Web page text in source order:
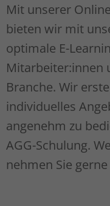
Mit unserer
bieten wir mit
optimale E-
Mitarbeiter:innen
Branche. Wir
individuelles
angenehm zu
AGG-Schulung.
nehmen Sie
Externe Medien (1)
Inhalte von
standardmäßig blockiert.
werden, bedarf der Zugriff
Einwilligung mehr.